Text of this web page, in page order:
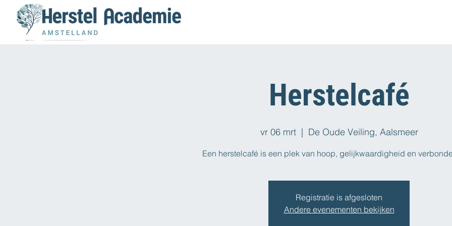
Herstelcafé
vr 06 mrt
  |
De Oude Veiling, Aalsmeer
Een herstelcafé is een plek van hoop, gelijkwaardigheid en
Registratie is afgesloten
Andere evenementen bekijken